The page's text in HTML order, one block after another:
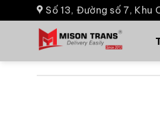
Số 13, Đường số 7, Khu